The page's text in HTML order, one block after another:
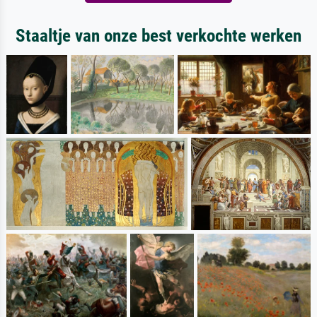
Staaltje van onze best verkochte werken